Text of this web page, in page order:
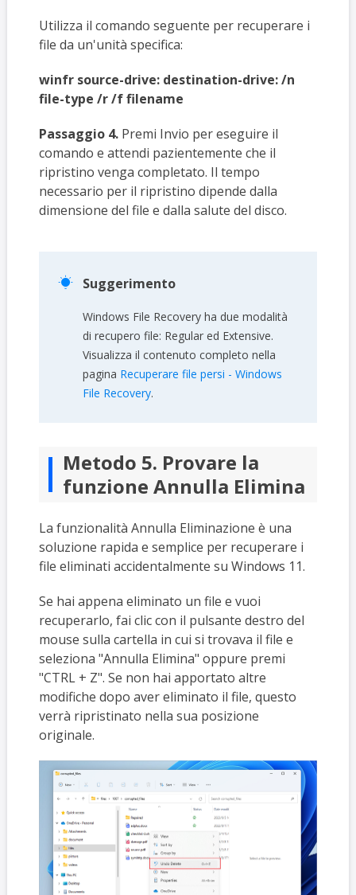
Utilizza il comando seguente per recuperare i
file da un'unità specifica:
winfr source-drive: destination-drive: /n
file-type /r /f filename
Passaggio 4.Premi Invio per eseguire il
comando e attendi pazientemente che il
ripristino venga completato. Il tempo
necessario per il ripristino dipende dalla
dimensione del file e dalla salute del disco.
 Suggerimento
Windows File Recovery ha due modalità
di recupero file: Regular ed Extensive.
Visualizza il contenuto completo nella
pagina Recuperare file persi - Windows
File Recovery.
Metodo 5. Provare la
funzione Annulla Elimina
La funzionalità Annulla Eliminazione è una
soluzione rapida e semplice per recuperare i
file eliminati accidentalmente su Windows 11.
Se hai appena eliminato un file e vuoi
recuperarlo, fai clic con il pulsante destro del
mouse sulla cartella in cui si trovava il file e
seleziona "Annulla Elimina" oppure premi
"CTRL + Z". Se non hai apportato altre
modifiche dopo aver eliminato il file, questo
verrà ripristinato nella sua posizione
originale.